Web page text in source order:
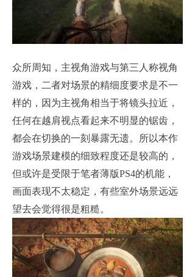
众所周知，主视角游戏与第三人称视角
游戏，二者对场景的精细度要求是不一
样的，因为主视角相当于将镜头拉近，
任何在越肩视点看起来不明显的锯齿，
都会在切换的一刻暴露无遗。所以本作
游戏场景建模的细致程度还是较高的，
但或许是受限于笔者薄版PS4的机能，
画面表现不太稳定，有些室外场景远远
望去会觉得很是粗糙。